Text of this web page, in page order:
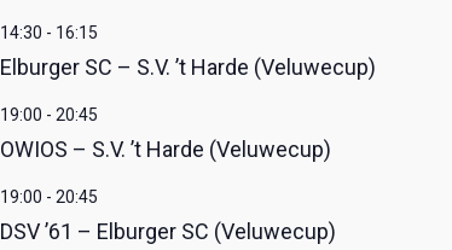
14:30 - 16:15
Elburger SC – S.V. ’t Harde (Veluwecup)
19:00 - 20:45
OWIOS – S.V. ’t Harde (Veluwecup)
19:00 - 20:45
DSV ’61 – Elburger SC (Veluwecup)